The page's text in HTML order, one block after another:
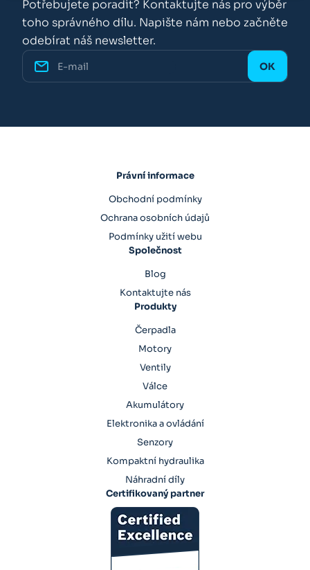
Potřebujete poradit? Kontaktujte nás pro výběr
toho správného dílu. Napište nám nebo začněte
odebírat náš newsletter.
Právní informace
Obchodní podmínky
Ochrana osobních údajů
Podmínky užití webu
Společnost
Blog
Kontaktujte nás
Produkty
Čerpadla
Motory
Ventily
Válce
Akumulátory
Elektronika a ovládání
Senzory
Kompaktní hydraulika
Náhradní díly
Certifikovaný partner